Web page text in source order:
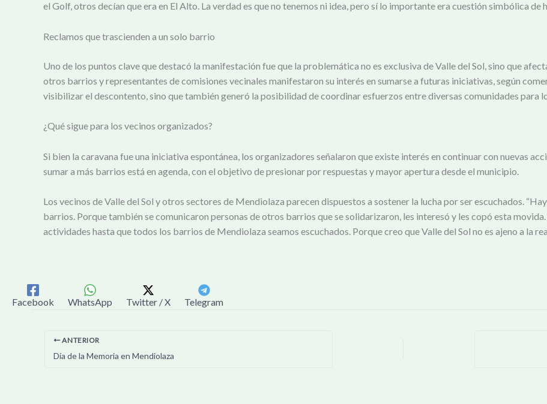
el Golf, otros decían que era en El Alto. La verdad es que no tenemos ni idea, pero sí lo importante era cuestión simbólica de
Reclamos que trascienden a un solo barrio
Uno de los puntos clave que destacó la manifestación fue que la problemática no es exclusiva de Valle del Sol, sino que
otros barrios y representantes de comisiones vecinales manifestaron su interés en sumarse a futuras iniciativas, según
visibilizar el descontento, sino que también generó la posibilidad de coordinar esfuerzos entre diversas comunidades para
¿Qué sigue para los vecinos organizados?
Si bien la caravana fue una iniciativa espontánea, los organizadores señalaron que existe interés en continuar con nuevas
sumar a más barrios está en agenda, con el objetivo de presionar por respuestas y mayor apertura desde el municipio.
Los vecinos de Valle del Sol y otros sectores de Mendiolaza parecen dispuestos a sostener la lucha por ser escuchados.
barrios. Porque también se comunicaron personas de otros barrios que se solidarizaron, les interesó y les copó esta
actividades hasta que todos los barrios de Mendiolaza seamos escuchados. Porque creo que Valle del Sol no es ajeno a la
Facebook WhatsApp Twitter / X Telegram
ANTERIOR
Día de la Memoria en Mendiolaza